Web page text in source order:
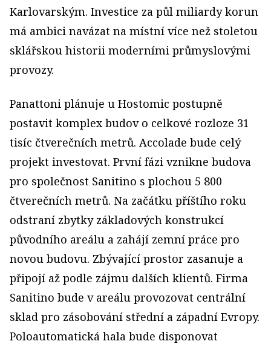
Karlovarským. Investice za půl miliardy korun
má ambici navázat na místní více než stoletou
sklářskou historii moderními průmyslovými
provozy.
Panattoni plánuje u Hostomic postupně
postavit komplex budov o celkové rozloze 31
tisíc čtverečních metrů. Accolade bude celý
projekt investovat. První fázi vznikne budova
pro společnost Sanitino s plochou 5 800
čtverečních metrů. Na začátku příštího roku
odstraní zbytky základových konstrukcí
původního areálu a zahájí zemní práce pro
novou budovu. Zbývající prostor zasanuje a
připojí až podle zájmu dalších klientů. Firma
Sanitino bude v areálu provozovat centrální
sklad pro zásobování střední a západní Evropy.
Poloautomatická hala bude disponovat